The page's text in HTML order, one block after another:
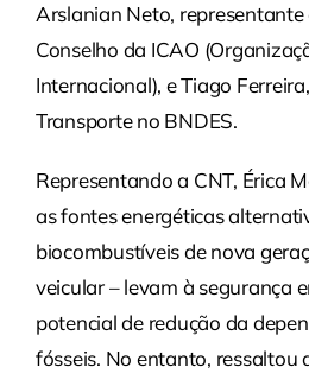
Arslanian Neto,
Conselho da ICAO
Internacional), e Tiago
Transporte no BNDES.
Representando a CNT, Érica
as fontes energéticas
biocombustíveis de nova
veicular – levam à segurança
potencial de redução da
fósseis. No entanto, ressaltou